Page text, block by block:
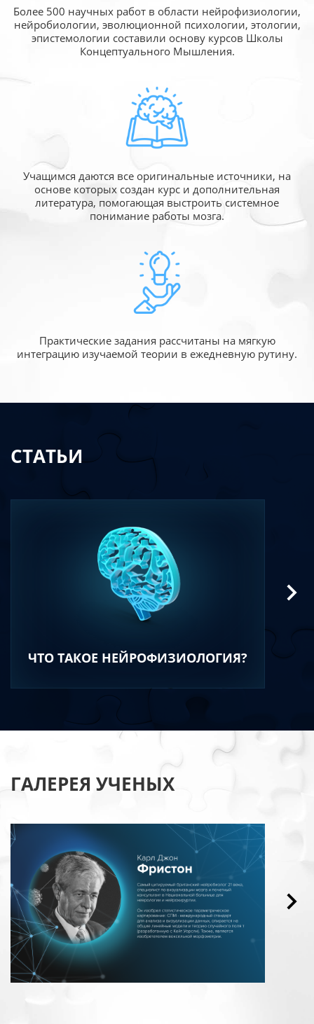
Более 500 научных работ в области нейрофизиологии,
нейробиологии, эволюционной психологии, этологии,
эпистемологии составили основу курсов Школы
Концептуального Мышления.
Учащимся даются все оригинальные источники, на
основе которых создан курс и дополнительная
литература, помогающая выстроить системное
понимание работы мозга.
Практические задания рассчитаны на мягкую
интеграцию изучаемой теории в ежедневную рутину.
СТАТЬИ
ЧТО ТАКОЕ НЕЙРОФИЗИОЛОГИЯ?
ГАЛЕРЕЯ УЧЕНЫХ